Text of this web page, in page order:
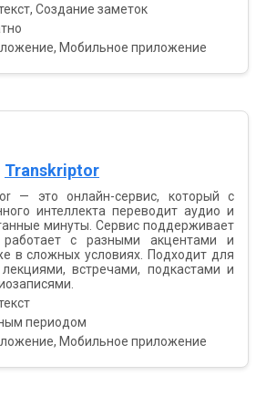
Создание заметок
Мобильное приложение
Transkriptor
— это онлайн-сервис, который с
интеллекта переводит аудио и
минуты. Сервис поддерживает
с разными акцентами и
в сложных условиях. Подходит для
встречами, подкастами и
периодом
Мобильное приложение